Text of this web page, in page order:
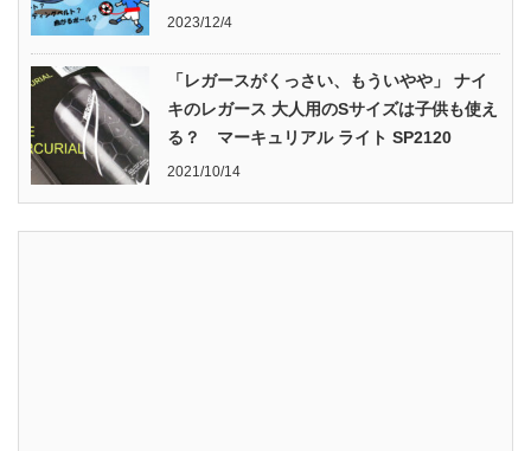
2023/12/4
「レガースがくっさい、もういやや」 ナイ
キのレガース 大人用のSサイズは子供も使え
る？ マーキュリアル ライト SP2120
2021/10/14